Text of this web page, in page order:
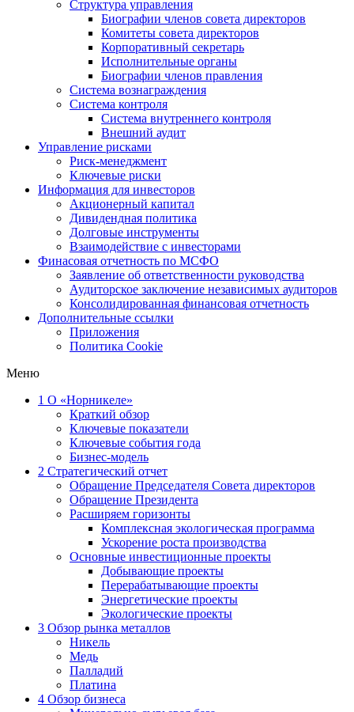
Структура управления
Биографии членов совета директоров
Комитеты совета директоров
Корпоративный секретарь
Исполнительные органы
Биографии членов правления
Система вознаграждения
Система контроля
Система внутреннего контроля
Внешний аудит
Управление рисками
Риск-менеджмент
Ключевые риски
Информация для инвесторов
Акционерный капитал
Дивидендная политика
Долговые инструменты
Взаимодействие с инвеcторами
Финасовая отчетность по МСФО
Заявление об ответственности руководства
Аудиторское заключение независимых аудиторов
Консолидированная финансовая отчетность
Дополнительные ссылки
Приложения
Политика Cookie
Меню
1 О «Норникеле»
Краткий обзор
Ключевые показатели
Ключевые события года
Бизнес-модель
2 Стратегический отчет
Обращение Председателя Совета директоров
Обращение Президента
Расширяем горизонты
Комплексная экологическая программа
Ускорение роста производства
Основные инвестиционные проекты
Добывающие проекты
Перерабатывающие проекты
Энергетические проекты
Экологические проекты
3 Обзор рынка металлов
Никель
Медь
Палладий
Платина
4 Обзор бизнеса